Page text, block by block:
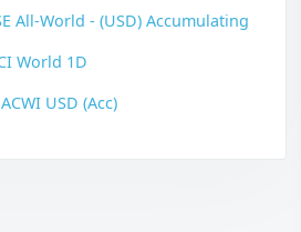
All-World - (USD) Accumulating
World 1D
USD (Acc)